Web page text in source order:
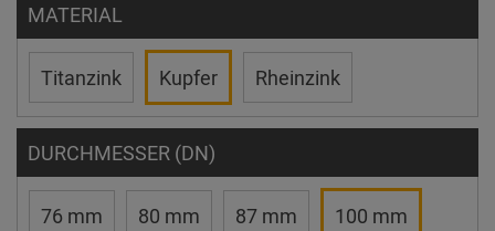
MATERIAL
Titanzink Kupfer Rheinzink
DURCHMESSER (DN)
76 mm 80 mm 87 mm 100 mm